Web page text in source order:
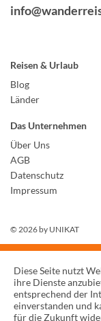
Reisen & Urlaub
Blog
Länder
Das Unternehmen
Über Uns
AGB
Datenschutz
Impressum
© 2026 by UNIKAT
Diese Seite nutzt
ihre Dienste
entsprechend der
einverstanden und
für die Zukunft